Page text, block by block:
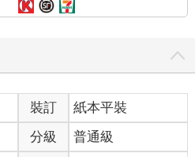
裝訂
紙本平裝
分級 普通級